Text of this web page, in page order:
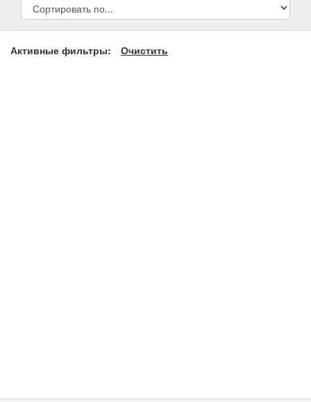
Активные фильтры: Очистить